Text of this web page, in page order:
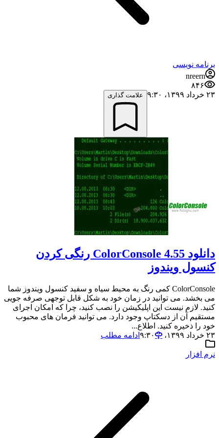
برنامه نویسی
nreern
۸۴۶
۲۳ خرداد ۱۳۹۹،‏ ۹:۳۰
علامت گذاری
دانلود ColorConsole 4.55 رنگی کردن
کنسول ویندوز
ColorConsole کمی رنگ به محیط سیاه و سفید کنسول ویندوز شما
می بخشد. می توانید در زمان خود به شکل قابل توجهی صرفه جویی
کنید. لازم نیست این اپلیکیشن را نصب کنید، چرا که امکان اجرای
مستقیم آن از دسکتاپ وجود دارد. می توانید فرمان های محبوب
خود را ذخیره کنید. اطلاع...
۲۳ خرداد ۱۳۹۹،‏ ۹:۳۰
ادامه مطلب
نرم افزار